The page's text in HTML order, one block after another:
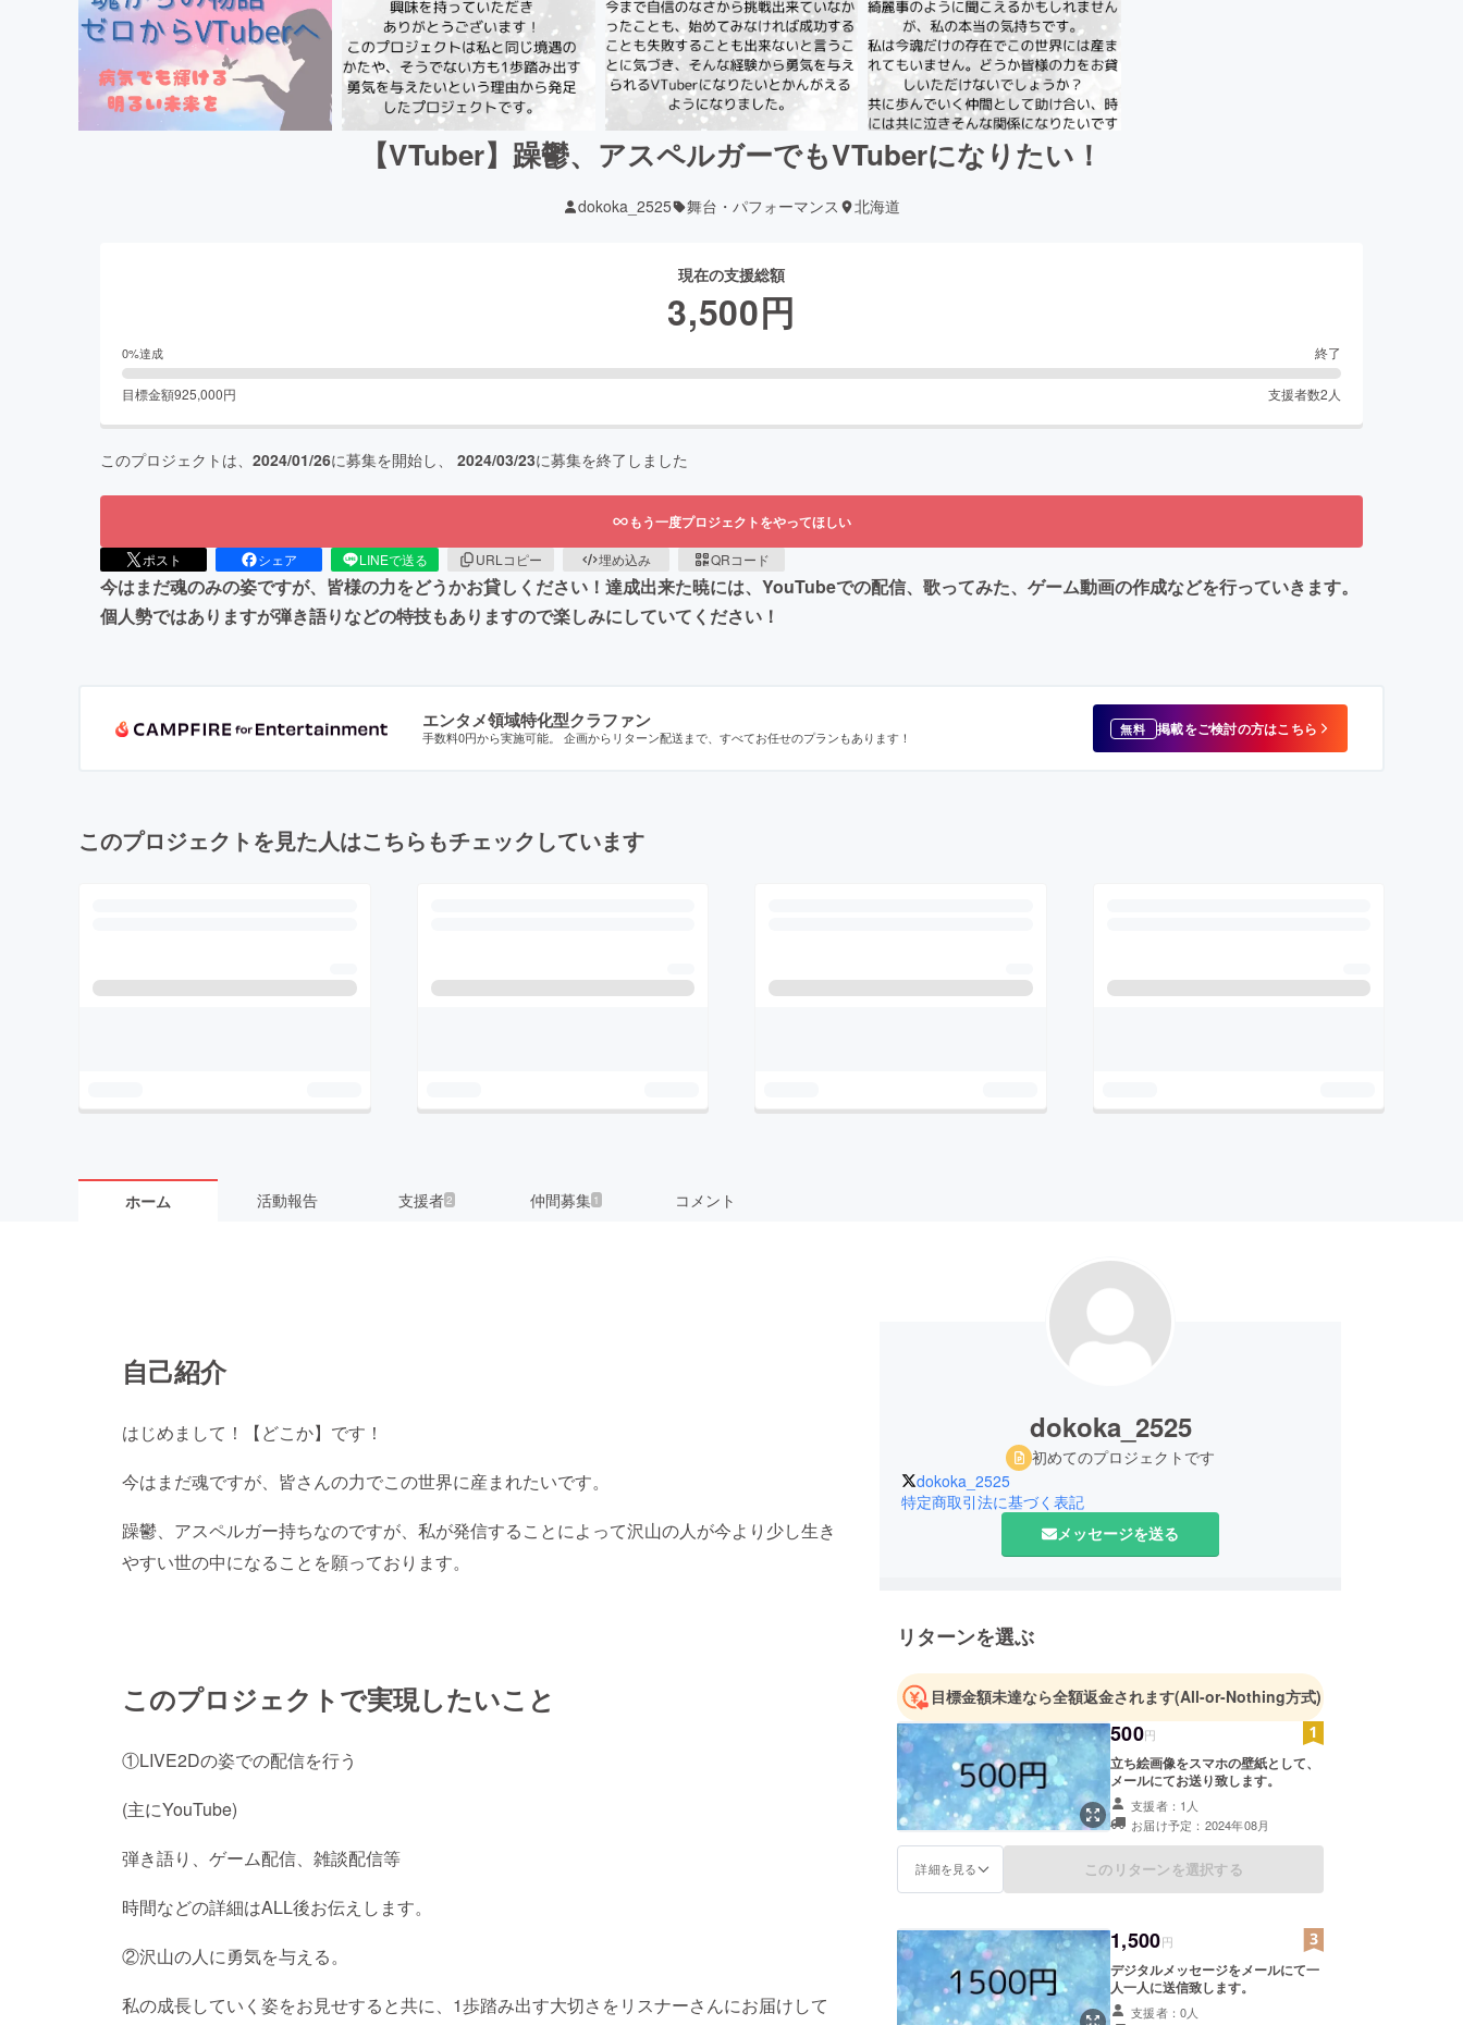
【VTuber】躁鬱、アスペルガーでもVTuberになりたい！
dokoka_2525 舞台・パフォーマンス 北海道
現在の支援総額
3,500円
0%達成 終了
目標金額925,000円 支援者数2 人
このプロジェクトは、 2024/01/26に募集を開始し、 2024/03/23に募集を終了しました
もう一度プロジェクトをやってほしい
ポスト シェア LINEで送る URLコピー 埋め込み QRコード
今はまだ魂のみの姿ですが、皆様の力をどうかお貸しください！達成出来た暁には、YouTubeでの配信、歌ってみた、ゲーム動画の作成などを行っていきます。
個人勢ではありますが弾き語りなどの特技もありますので楽しみにしていてください！
エンタメ領域特化型クラファン
手数料0円から実施可能。 企画からリターン配送まで、すべてお任せのプランもあります！ 無料 掲載をご検討の方はこちら
このプロジェクトを見た人はこちらもチェックしています
ホーム 活動報告 支援者2 仲間募集 1 コメント
自己紹介
はじめまして！【どこか】です！
今はまだ魂ですが、皆さんの力でこの世界に産まれたいです。
躁鬱、アスペルガー持ちなのですが、私が発信することによって沢山の人が今より少し生き
やすい世の中になることを願っております。
このプロジェクトで実現したいこと
①LIVE2Dの姿での配信を行う
(主にYouTube)
弾き語り、ゲーム配信、雑談配信等
時間などの詳細はALL後お伝えします。
②沢山の人に勇気を与える。
私の成長していく姿をお見せすると共に、1歩踏み出す大切さをリスナーさんにお届けして
dokoka_2525
初めてのプロジェクトです
dokoka_2525
特定商取引法に基づく表記
メッセージを送る
リターンを選ぶ
目標金額未達なら全額返金されます(All-or-Nothing方式)
500円
立ち絵画像をスマホの壁紙として、
メールにてお送り致します。
支援者：1人
お届け予定：2024年08月
詳細を見る このリターンを選択する
1,500円
デジタルメッセージをメールにて一
人一人に送信致します。
支援者：0人